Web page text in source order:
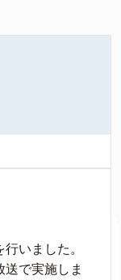
いました。
で実施しま